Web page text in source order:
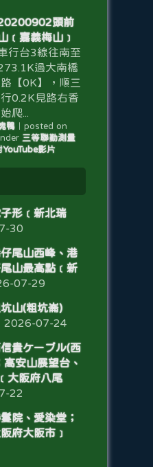
頭前
﹝嘉義梅山﹞
行台3線往南至
過大南橋
【0K】，順三
0.2K見路右香
爬...
鴨｜ posted on
三等聯勤測量
YouTube影片
形﹝新北瑞
30
尾山西峰、港
山最高點﹝新
07-29
山(粗坑崙)
2026-07-24
貴ケーブル(西
安山展望台、
大阪府八尾
22
院、愛染堂；
府大阪市﹞